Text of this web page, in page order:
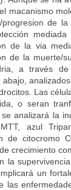
macanismo
progresion de
de la via
de la muerte/
a través
abajo,
Las
o seran
analizará la
azul
de citocromo
crecimiento
la
un
las